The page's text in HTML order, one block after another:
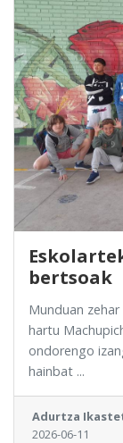
bertsoak
Munduan
hartu
ondorengo
hainbat ...
Adurtza
2026-06-11